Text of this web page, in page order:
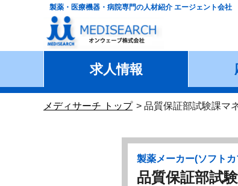
製薬・医療機器・病院専門の人材紹介 エージェント会社
求人情報
メディサーチ トップ 品質保証部試験課マ
製薬メーカー(ソフト
品質保証部試